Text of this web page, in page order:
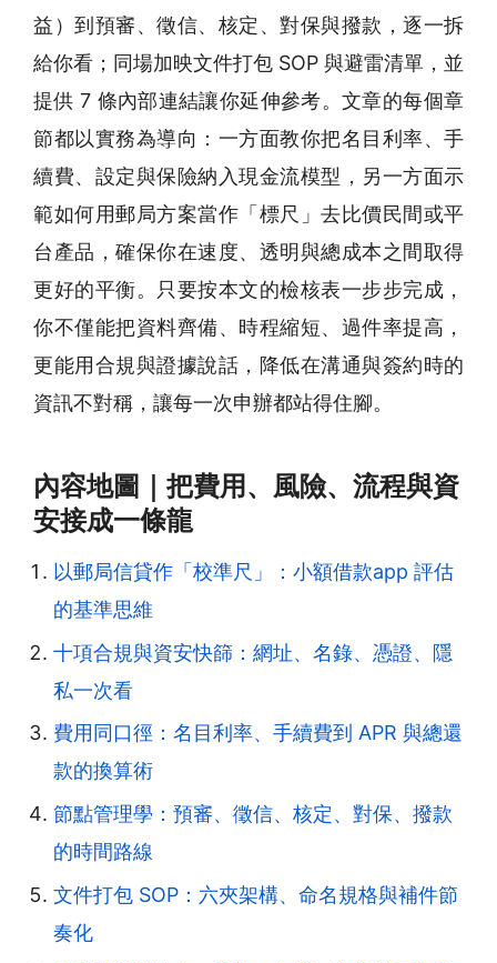
益）到預審、徵信、核定、對保與撥款，逐一拆
給你看；同場加映文件打包 SOP 與避雷清單，並
提供 7 條內部連結讓你延伸參考。文章的每個章
節都以實務為導向：一方面教你把名目利率、手
續費、設定與保險納入現金流模型，另一方面示
範如何用郵局方案當作「標尺」去比價民間或平
台產品，確保你在速度、透明與總成本之間取得
更好的平衡。只要按本文的檢核表一步步完成，
你不僅能把資料齊備、時程縮短、過件率提高，
更能用合規與證據說話，降低在溝通與簽約時的
資訊不對稱，讓每一次申辦都站得住腳。
內容地圖｜把費用、風險、流程與資
安接成一條龍
以郵局信貸作「校準尺」：小額借款app 評估
的基準思維
十項合規與資安快篩：網址、名錄、憑證、隱
私一次看
費用同口徑：名目利率、手續費到 APR 與總還
款的換算術
節點管理學：預審、徵信、核定、對保、撥款
的時間路線
文件打包 SOP：六夾架構、命名規格與補件節
奏化